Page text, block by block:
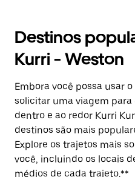
Destinos
Kurri - Weston
Embora você possa usar
solicitar uma viagem
dentro e ao redor Kurri
destinos são mais
Explore os trajetos mais
você, incluindo os locais
médios de cada trajeto.**